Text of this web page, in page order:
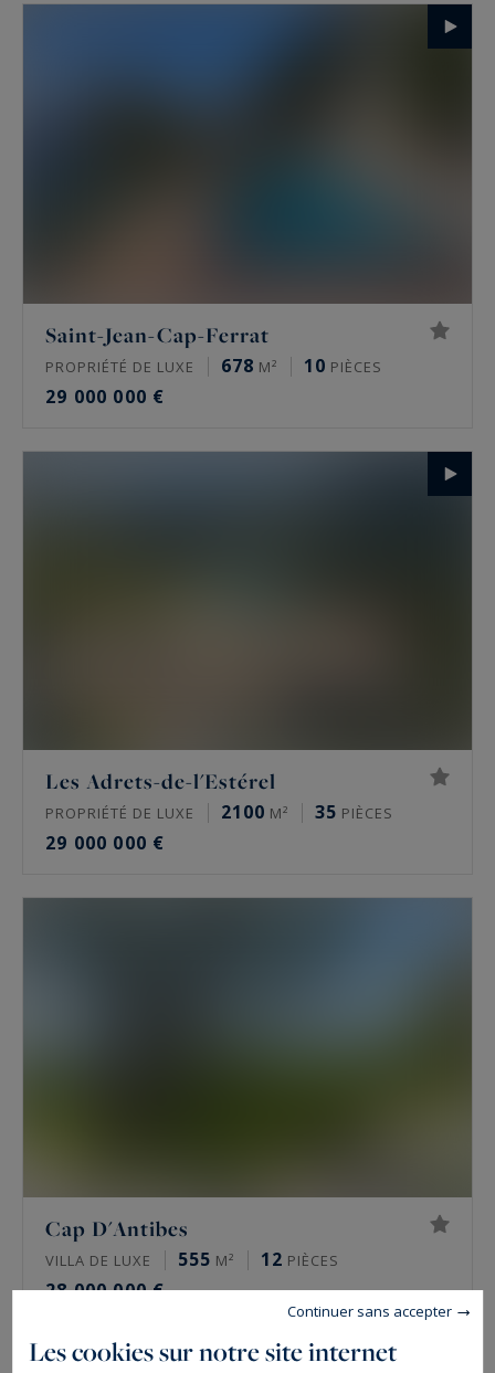
Saint-Jean-Cap-Ferrat
PROPRIÉTÉ DE LUXE 678 M² 10 PIÈCES
29 000 000 €
Les Adrets-de-l'Estérel
PROPRIÉTÉ DE LUXE 2100 M² 35 PIÈCES
29 000 000 €
Cap D'Antibes
VILLA DE LUXE 555 M² 12 PIÈCES
28 000 000 €
Les cookies sur notre site internet
Continuer sans accepter